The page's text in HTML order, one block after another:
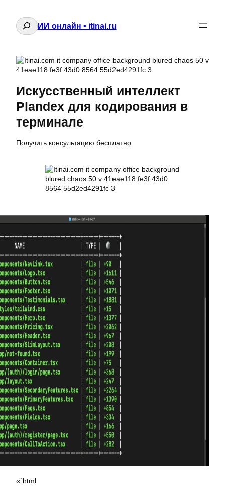
Поиск
ИИ онлайн • itinai.ru
Искусственный интеллект
Plandex для кодирования в
терминале
Получить консультацию бесплатно
«`html